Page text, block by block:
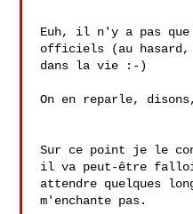
Euh, il n'y a pas
officiels (au
dans la vie :-)
On en reparle,
Sur ce point je le
il va peut-être
attendre quelques
m'enchante pas.